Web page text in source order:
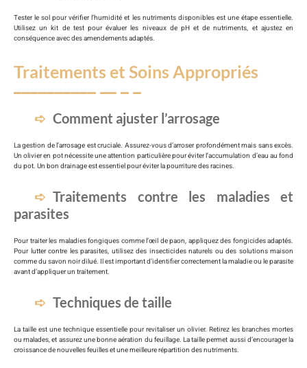
Tester le sol pour vérifier l’humidité et les nutriments disponibles est une étape essentielle.
Utilisez un kit de test pour évaluer les niveaux de pH et de nutriments, et ajustez en
conséquence avec des amendements adaptés.
Traitements et Soins Appropriés
Comment ajuster l’arrosage
La gestion de l’arrosage est cruciale. Assurez-vous d’arroser profondément mais sans excès.
Un olivier en pot nécessite une attention particulière pour éviter l’accumulation d’eau au fond
du pot. Un bon drainage est essentiel pour éviter la pourriture des racines.
Traitements contre les maladies et
parasites
Pour traiter les maladies fongiques comme l’œil de paon, appliquez des fongicides adaptés.
Pour lutter contre les parasites, utilisez des insecticides naturels ou des solutions maison
comme du savon noir dilué. Il est important d’identifier correctement la maladie ou le parasite
avant d’appliquer un traitement.
Techniques de taille
La taille est une technique essentielle pour revitaliser un olivier. Retirez les branches mortes
ou malades, et assurez une bonne aération du feuillage. La taille permet aussi d’encourager la
croissance de nouvelles feuilles et une meilleure répartition des nutriments.